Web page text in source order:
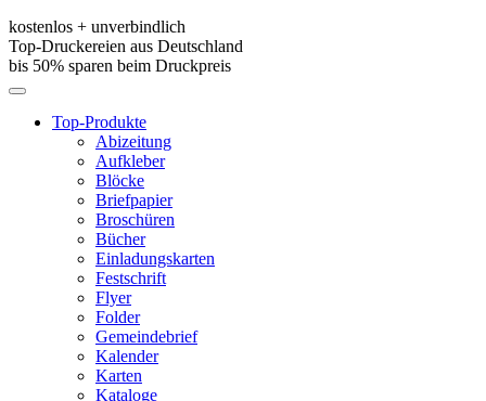
kostenlos + unverbindlich
Top-Druckereien aus Deutschland
bis 50% sparen beim Druckpreis
Toggle
navigationTop-Produkte
Abizeitung
Aufkleber
Blöcke
Briefpapier
Broschüren
Bücher
Einladungskarten
Festschrift
Flyer
Folder
Gemeindebrief
Kalender
Karten
Kataloge